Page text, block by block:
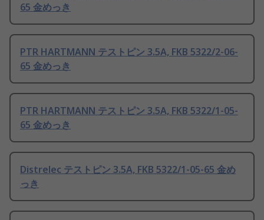
65 金めっき
PTR HARTMANN テストピン 3.5A, FKB 5322/2-06-
65 金めっき
PTR HARTMANN テストピン 3.5A, FKB 5322/1-05-
65 金めっき
Distrelec テストピン 3.5A, FKB 5322/1-05-65 金め
っき